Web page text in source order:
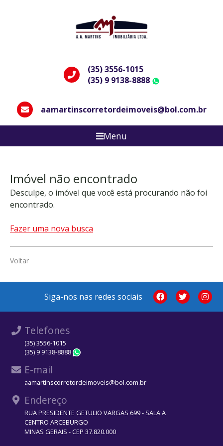
(35) 3556-1015
(35) 9 9138-8888
aamartinscorretordeimoveis@bol.com.br
Menu
Imóvel não encontrado
Desculpe, o imóvel que você está procurando não foi
encontrado.
Fazer uma nova busca
Voltar
Siga-nos nas redes sociais
Telefones
(35) 3556-1015
(35) 9 9138-8888
E-mail
aamartinscorretordeimoveis@bol.com.br
Endereço
RUA PRESIDENTE GETULIO VARGAS 699 - SALA A
CENTRO ARCEBURGO
MINAS GERAIS - CEP 37.820.000